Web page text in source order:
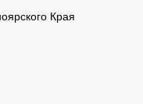
Края